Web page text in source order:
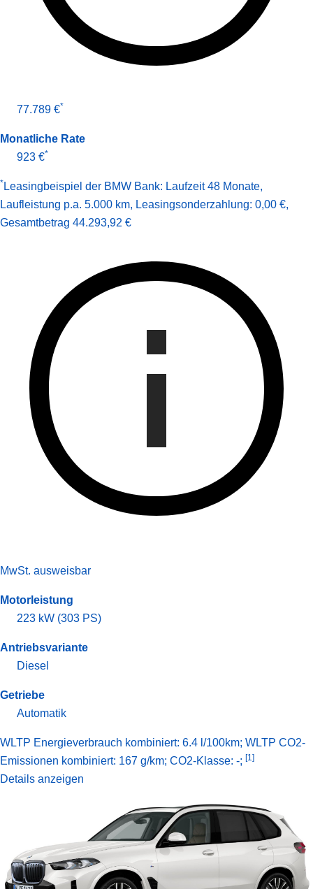
77.789 €*
Monatliche Rate
923 €*
* Leasingbeispiel der BMW Bank: Laufzeit 48 Monate,
Laufleistung p.a. 5.000 km, Leasingsonderzahlung: 0,00 €,
Gesamt­betrag 44.293,92 €
MwSt. ausweisbar
Motorleistung
223 kW (303 PS)
Antriebsvariante
Diesel
Getriebe
Automatik
WLTP Energieverbrauch kombiniert: 6.4 l/100km; WLTP CO2-
Emissionen kombiniert: 167 g/km; CO2-Klasse: -; [1]
Details anzeigen